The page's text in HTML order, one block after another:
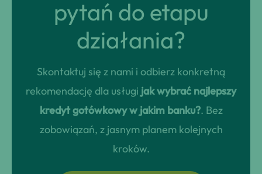
pytań do etapu
działania?
Skontaktuj się z nami i odbierz konkretną
rekomendację dla usługi jak wybrać najlepszy
kredyt gotówkowy w jakim banku?. Bez
zobowiązań, z jasnym planem kolejnych
kroków.